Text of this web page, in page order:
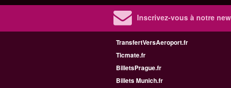
Inscrivez-vous à notre
TransfertVersAeroport.fr
Ticmate.fr
BilletsPrague.fr
Billets Munich.fr